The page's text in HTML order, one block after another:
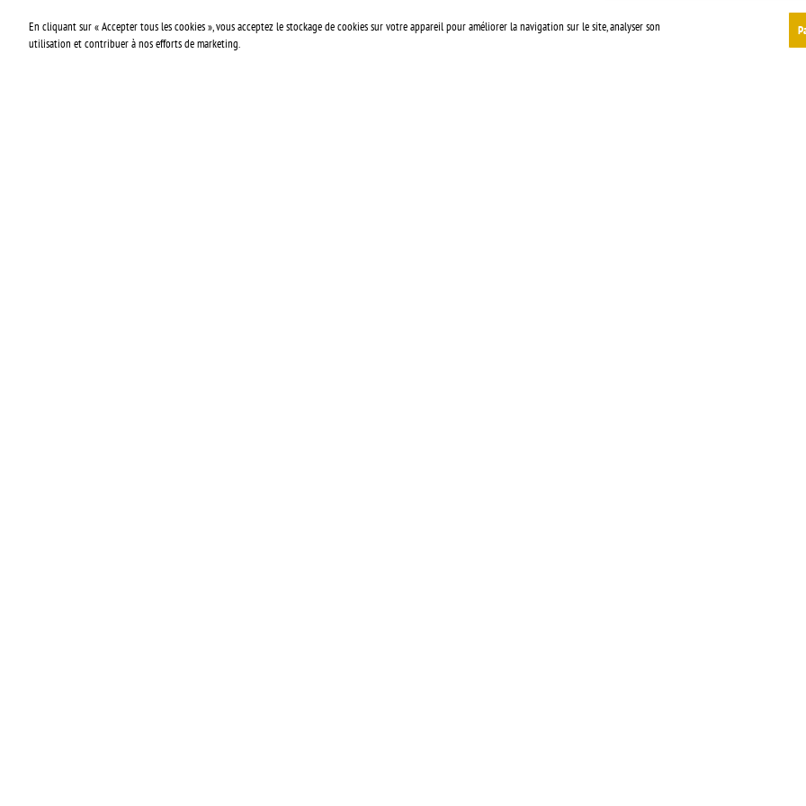
En cliquant sur « Accepter tous les cookies », vous acceptez le stockage de cookies sur votre appareil pour améliorer la navigation sur le site, analyser son
utilisation et contribuer à nos efforts de marketing.